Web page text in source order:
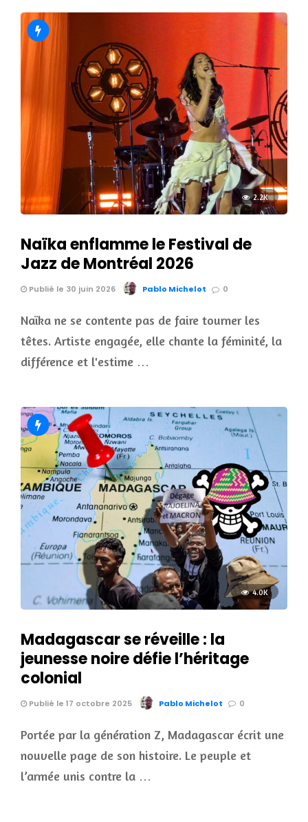
2.2K
Naïka enflamme le Festival de
Jazz de Montréal 2026
Publié le 30 juin 2026 Pablo Michelot 0
Naïka ne se contente pas de faire tourner les
têtes. Artiste engagée, elle chante la féminité, la
différence et l'estime …
4.0K
Madagascar se réveille : la
jeunesse noire défie l’héritage
colonial
Publié le 17 octobre 2025 Pablo Michelot 0
Portée par la génération Z, Madagascar écrit une
nouvelle page de son histoire. Le peuple et
l’armée unis contre la …